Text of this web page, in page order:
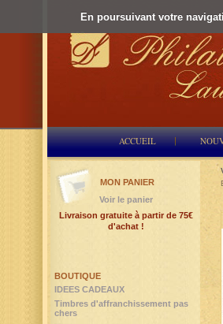
En poursuivant votre
ACCUEIL
BOUTIQUE
IDEES CADEAUX
Timbres d'affranchissement pas
chers
MON PANIER
Voir le panier
Livraison gratuite à partir de 75€
d'achat !